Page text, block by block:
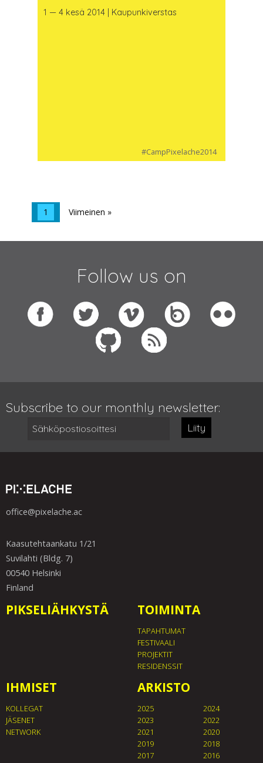
1 — 4 kesä 2014 | Kaupunkiverstas
#CampPixelache2014
1 Viimeinen »
Follow us on
Subscribe to our monthly newsletter:
Liity
office@pixelache.ac
Kaasutehtaankatu 1/21
Suvilahti (Bldg. 7)
00540 Helsinki
Finland
PIKSELIÄHKYSTÄ TOIMINTA
TAPAHTUMAT
FESTIVAALI
PROJEKTIT
RESIDENSSIT
IHMISET
KOLLEGAT
JÄSENET
NETWORK
ARKISTO
2025
2024
2023
2022
2021
2020
2019
2018
2017
2016